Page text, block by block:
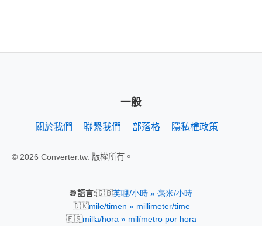
一般
關於我們 聯繫我們 部落格 隱私權政策
© 2026 Converter.tw. 版權所有。
🌐 語言:🇬🇧英哩/小時 » 毫米/小時
🇩🇰mile/timen » millimeter/time
🇪🇸milla/hora » milímetro por hora